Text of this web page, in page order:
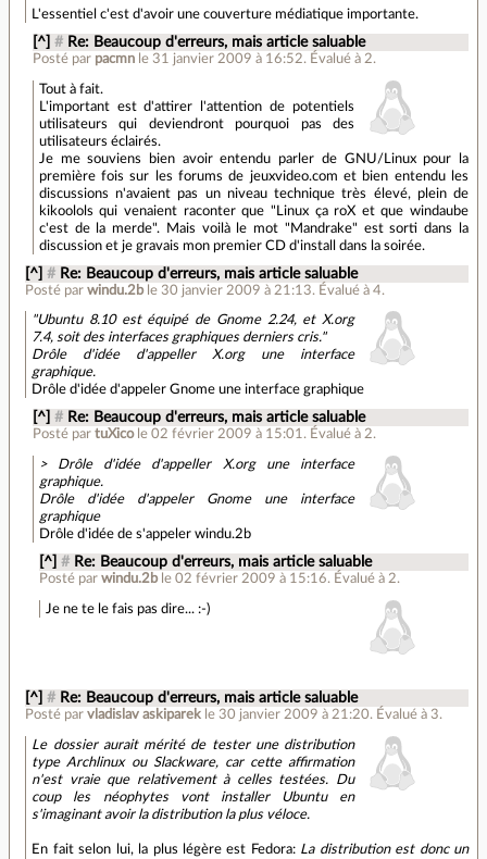
L'essentiel c'est d'avoir une couverture médiatique importante.
[^] # Re: Beaucoup d'erreurs, mais article saluable
Posté par pacmn le 31 janvier 2009 à 16:52. Évalué à 2.
Tout à fait.
L'important est d'attirer l'attention de potentiels
utilisateurs qui deviendront pourquoi pas des
utilisateurs éclairés.
Je me souviens bien avoir entendu parler de GNU/Linux pour la
première fois sur les forums de jeuxvideo.com et bien entendu les
discussions n'avaient pas un niveau technique très élevé, plein de
kikoolols qui venaient raconter que "Linux ça roX et que windaube
c'est de la merde". Mais voilà le mot "Mandrake" est sorti dans la
discussion et je gravais mon premier CD d'install dans la soirée.
[^] # Re: Beaucoup d'erreurs, mais article saluable
Posté parwindu.2b le 30 janvier 2009 à 21:13. Évalué à4.
"Ubuntu 8.10 est équipé de Gnome 2.24, et X.org
7.4, soit des interfaces graphiques derniers cris."
Drôle d'idée d'appeller X.org une interface
graphique.
Drôle d'idée d'appeler Gnome une interface graphique
[^] # Re: Beaucoup d'erreurs, mais article saluable
Posté par tuXico le 02 février 2009 à 15:01.Évalué à 2.
> Drôle d'idée d'appeller X.org une interface
graphique.
Drôle d'idée d'appeler Gnome une interface
graphique
Drôle d'idée de s'appeler windu.2b
[^] # Re: Beaucoup d'erreurs, mais article saluable
Posté parwindu.2b le 02 février 2009 à 15:16. Évalué à 2.
Je ne te le fais pas dire... :-)
[^] # Re: Beaucoup d'erreurs, mais article saluable
Posté parvladislav askiparek le 30 janvier 2009 à 21:20. Évalué à 3.
Le dossier aurait mérité de tester une distribution
type Archlinux ou Slackware, car cette affirmation
n'est vraie que relativement à celles testées. Du
coup les néophytes vont installer Ubuntu en
s'imaginant avoir la distribution la plus véloce.
En fait selon lui, la plus légère est Fedora: La distribution est donc un